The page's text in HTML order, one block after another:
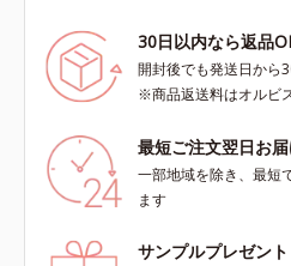
30日以内なら返品
開封後でも発送日から
※商品返送料はオルビ
最短ご注文翌日お
一部地域を除き、最短
ます
サンプルプレゼント